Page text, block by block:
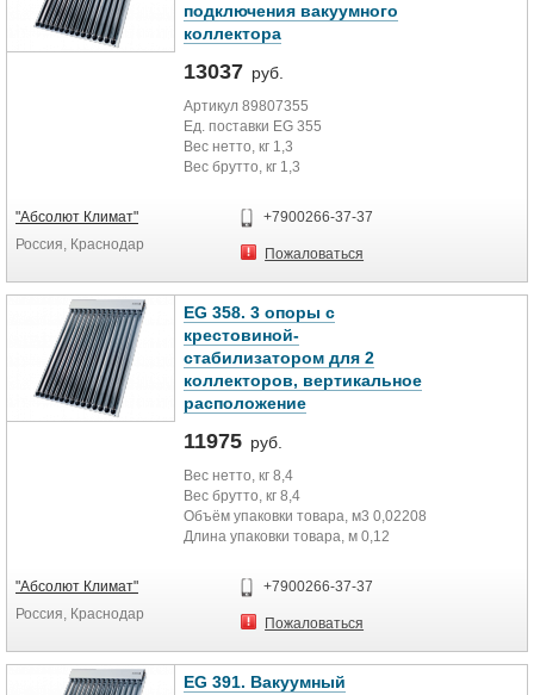
подключения вакуумного
коллектора
13037 руб.
Артикул 89807355
Ед. поставки EG 355
Вес нетто, кг 1,3
Вес брутто, кг 1,3
0,01626075
Длина упаковки товара, м 1,095
Ширина упаковки товара, м 0,165
"Абсолют Климат"
Россия, Краснодар
+7900266-37-37
Пожаловаться
EG 358. 3 опоры с
крестовиной-
стабилизатором для 2
коллекторов, вертикальное
расположение
11975 руб.
Вес нетто, кг 8,4
Вес брутто, кг 8,4
Объём упаковки товара, м3 0,02208
Длина упаковки товара, м 0,12
Высота упаковки товара, м 0,1
"Абсолют Климат"
Россия, Краснодар
+7900266-37-37
Пожаловаться
EG 391. Вакуумный